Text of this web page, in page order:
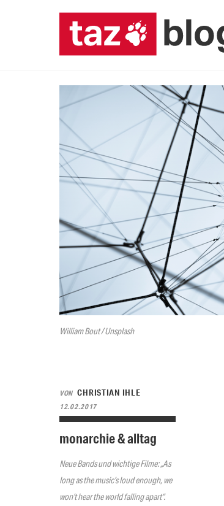
William Bout / Unsplash
VON CHRISTIAN IHLE
12.02.2017
monarchie & alltag
Neue Bands und wichtige Filme: „As
long as the music’s loud enough, we
won’t hear the world falling apart“.